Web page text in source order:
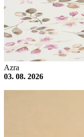
Azra
03. 08. 2026